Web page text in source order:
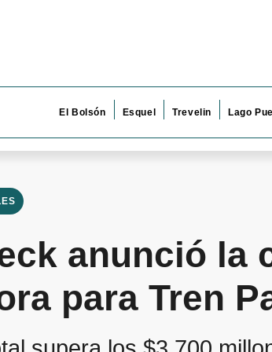
El Bolsón Esquel Trevelin Lago
anunció la
para Tren